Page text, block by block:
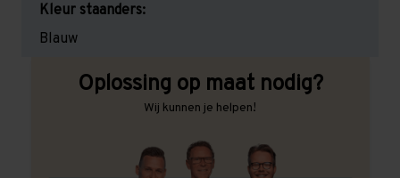
Kleur staanders:
Blauw
Oplossing op maat nodig?
Wij kunnen je helpen!